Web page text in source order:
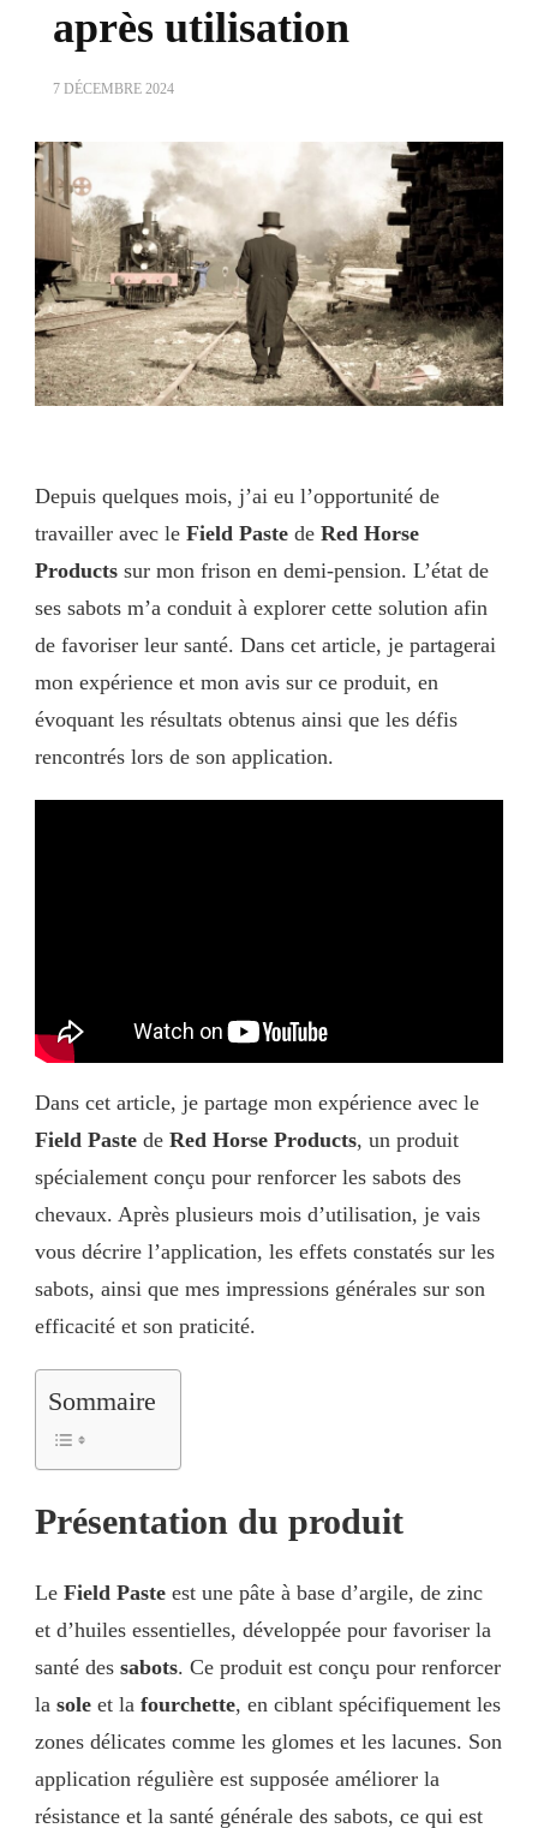
après utilisation
7 DÉCEMBRE 2024
Depuis quelques mois, j’ai eu l’opportunité de
travailler avec le Field Paste de Red Horse
Products sur mon frison en demi-pension. L’état de
ses sabots m’a conduit à explorer cette solution afin
de favoriser leur santé. Dans cet article, je partagerai
mon expérience et mon avis sur ce produit, en
évoquant les résultats obtenus ainsi que les défis
rencontrés lors de son application.
Dans cet article, je partage mon expérience avec le
Field Paste de Red Horse Products, un produit
spécialement conçu pour renforcer les sabots des
chevaux. Après plusieurs mois d’utilisation, je vais
vous décrire l’application, les effets constatés sur les
sabots, ainsi que mes impressions générales sur son
efficacité et son praticité.
Sommaire
Présentation du produit
Le Field Paste est une pâte à base d’argile, de zinc
et d’huiles essentielles, développée pour favoriser la
santé des sabots. Ce produit est conçu pour renforcer
la sole et la fourchette, en ciblant spécifiquement les
zones délicates comme les glomes et les lacunes. Son
application régulière est supposée améliorer la
résistance et la santé générale des sabots, ce qui est